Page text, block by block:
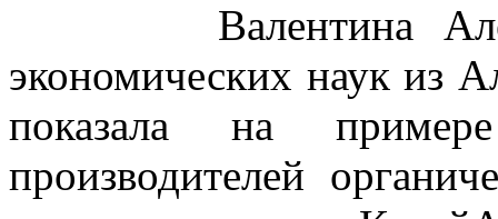
Валентина
экономических наук из
показала на
производителей